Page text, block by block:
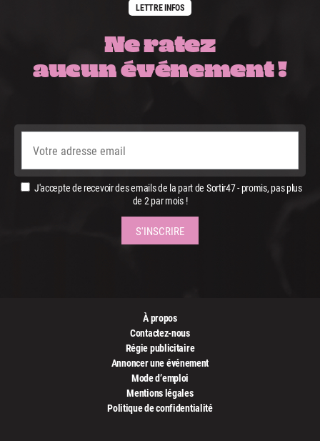
LETTRE INFOS
Ne ratez
aucun événement !
J'accepte de recevoir des emails de la part de Sortir47 - promis, pas plus
de 2 par mois !
À propos
Contactez-nous
Régie publicitaire
Annoncer une événement
Mode d’emploi
Mentions légales
Politique de confidentialité